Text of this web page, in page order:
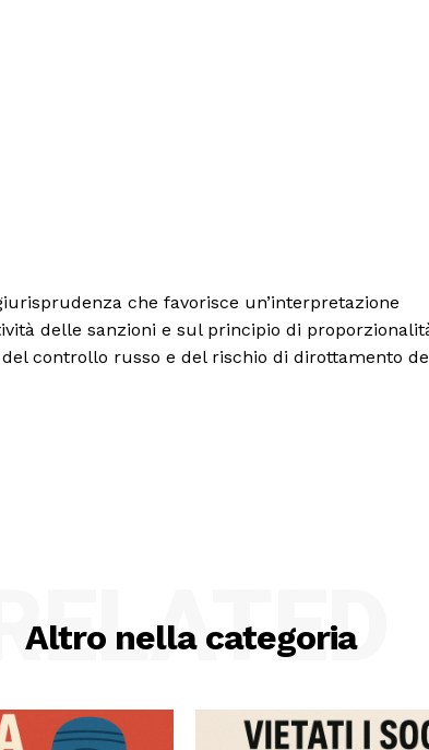
che favorisce un’interpretazione
delle sanzioni e sul principio di
controllo russo e del rischio di dirottamento
Altro nella categoria
RELATED